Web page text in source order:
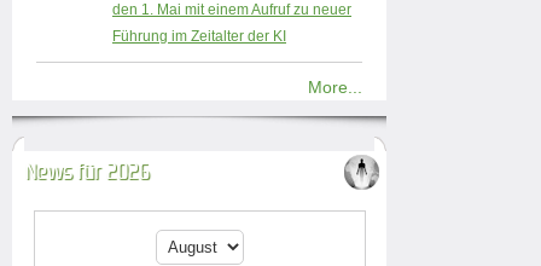
den 1. Mai mit einem Aufruf zu neuer
Führung im Zeitalter der KI
More...
News für 2026